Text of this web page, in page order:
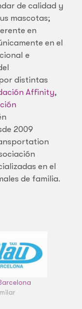
de calidad y
mascotas;
en
en el
e
distintas
Affinity,
2009
en el
de familia.